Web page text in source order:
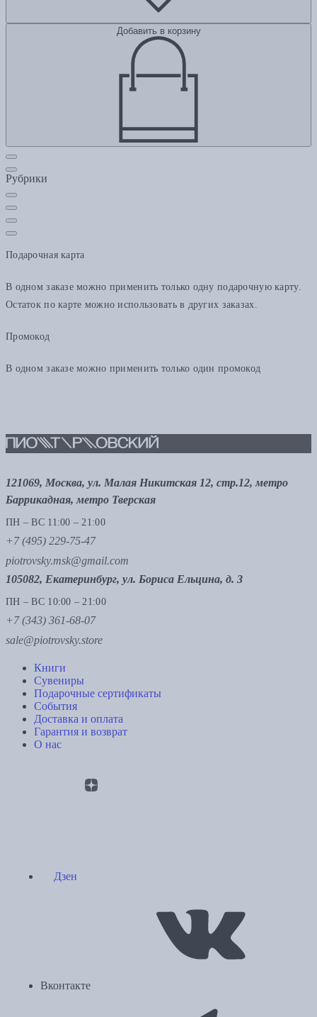
Добавить в корзину
Рубрики
Подарочная карта
В одном заказе можно применить только одну подарочную карту.
Остаток по карте можно использовать в других заказах.
Промокод
В одном заказе можно применить только один промокод
121069, Москва, ул. Малая Никитская 12, стр.12, метро
Баррикадная, метро Тверская
ПН – ВС 11:00 – 21:00
+7 (495) 229-75-47
piotrovsky.msk@gmail.com
105082, Екатеринбург, ул. Бориса Ельцина, д. 3
ПН – ВС 10:00 – 21:00
+7 (343) 361-68-07
sale@piotrovsky.store
Книги
Сувениры
Подарочные сертификаты
События
Доставка и оплата
Гарантия и возврат
О нас
Дзен
Вконтакте